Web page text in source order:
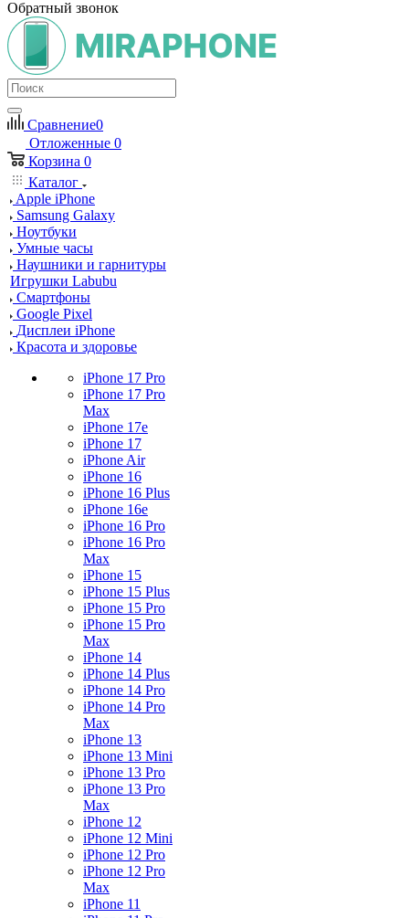
Обратный звонок
Сравнение0
Отложенные 0
Корзина 0
Каталог
Apple iPhone
Samsung Galaxy
Ноутбуки
Умные часы
Наушники и гарнитуры
Игрушки Labubu
Смартфоны
Google Pixel
Дисплеи iPhone
Красота и здоровье
iPhone 17 Pro
iPhone 17 Pro
Max
iPhone 17e
iPhone 17
iPhone Air
iPhone 16
iPhone 16 Plus
iPhone 16e
iPhone 16 Pro
iPhone 16 Pro
Max
iPhone 15
iPhone 15 Plus
iPhone 15 Pro
iPhone 15 Pro
Max
iPhone 14
iPhone 14 Plus
iPhone 14 Pro
iPhone 14 Pro
Max
iPhone 13
iPhone 13 Mini
iPhone 13 Pro
iPhone 13 Pro
Max
iPhone 12
iPhone 12 Mini
iPhone 12 Pro
iPhone 12 Pro
Max
iPhone 11